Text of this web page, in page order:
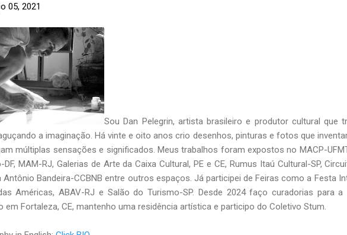
05, 2021
Sou Dan Pelegrin, artista brasileiro e produtor cultural que
a imaginação. Há vinte e oito anos crio desenhos, pinturas e fotos que
múltiplas sensações e significados. Meus trabalhos foram expostos no MACP-
DF, MAM-RJ, Galerias de Arte da Caixa Cultural, PE e CE, Rumus Itaú Cultural-SP,
Antônio Bandeira-CCBNB entre outros espaços. Já participei de Feiras como a Festa
Américas, ABAV-RJ e Salão do Turismo-SP. Desde 2024 faço curadorias para
em Fortaleza, CE, mantenho uma residência artística e participo do Coletivo Stum.